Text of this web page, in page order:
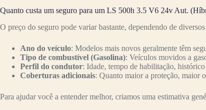
Quanto custa um seguro para um LS 500h 3.5 V6 24v Aut.
O preço do seguro pode variar bastante, dependendo de
Ano do veículo: Modelos mais novos geralmente têm
Tipo de combustível (Gasolina): Veículos movidos a
Perfil do condutor: Idade, tempo de habilitação,
Coberturas adicionais: Quanto maior a proteção, maior
Para ajudar você a entender melhor, criamos uma estimativa